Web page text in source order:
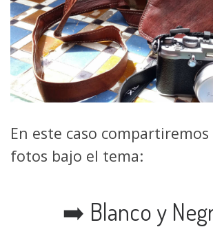
En este caso
fotos bajo el tema:
➡️ Blanco y